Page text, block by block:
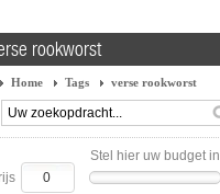
rookworst
Home Tags verse rookworst
Stel hier uw budget in